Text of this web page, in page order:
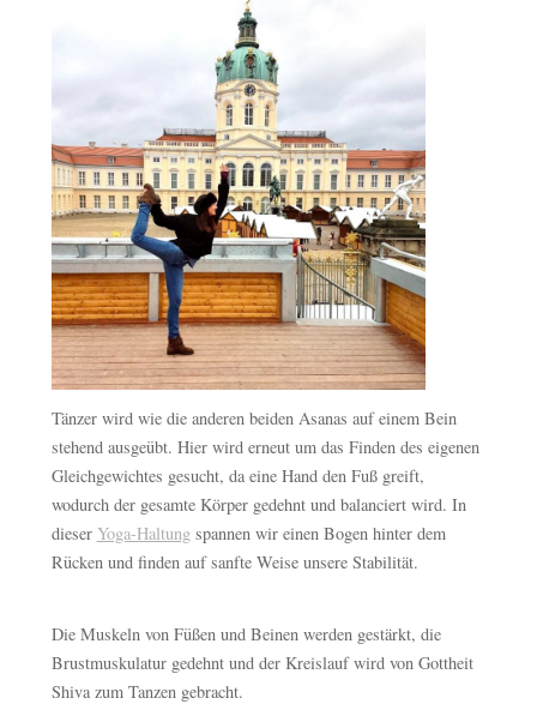
Tänzer wird wie die anderen beiden Asanas auf einem Bein
stehend ausgeübt. Hier wird erneut um das Finden des eigenen
Gleichgewichtes gesucht, da eine Hand den Fuß greift,
wodurch der gesamte Körper gedehnt und balanciert wird. In
dieser Yoga-Haltungspannen wir einen Bogen hinter dem
Rücken und finden auf sanfte Weise unsere Stabilität.
Die Muskeln von Füßen und Beinen werden gestärkt, die
Brustmuskulatur gedehnt und der Kreislauf wird von Gottheit
Shiva zum Tanzen gebracht.